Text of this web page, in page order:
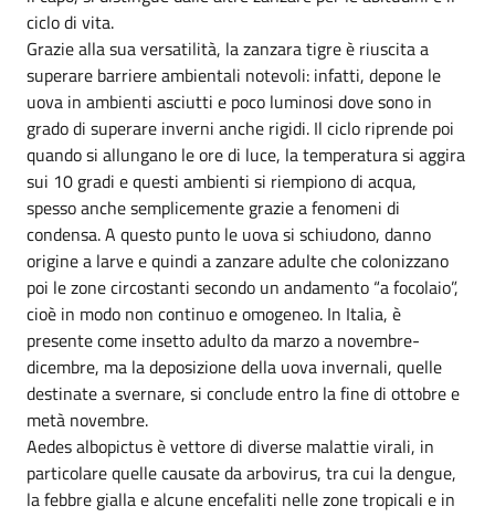
ciclo di vita.
Grazie alla sua versatilità, la zanzara tigre è riuscita a
superare barriere ambientali notevoli: infatti, depone le
uova in ambienti asciutti e poco luminosi dove sono in
grado di superare inverni anche rigidi. Il ciclo riprende poi
quando si allungano le ore di luce, la temperatura si aggira
sui 10 gradi e questi ambienti si riempiono di acqua,
spesso anche semplicemente grazie a fenomeni di
condensa. A questo punto le uova si schiudono, danno
origine a larve e quindi a zanzare adulte che colonizzano
poi le zone circostanti secondo un andamento “a focolaio”,
cioè in modo non continuo e omogeneo. In Italia, è
presente come insetto adulto da marzo a novembre-
dicembre, ma la deposizione della uova invernali, quelle
destinate a svernare, si conclude entro la fine di ottobre e
metà novembre.
Aedes albopictus è vettore di diverse malattie virali, in
particolare quelle causate da arbovirus, tra cui la dengue,
la febbre gialla e alcune encefaliti nelle zone tropicali e in